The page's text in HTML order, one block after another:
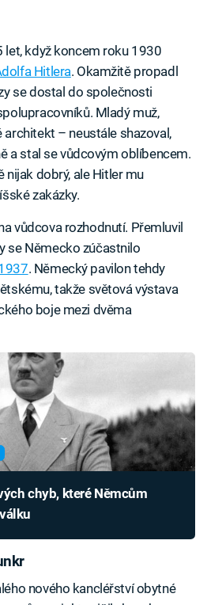
let, když koncem roku 1930
Hitlera. Okamžitě propadl
se dostal do společnosti
Mladý muž,
– neustále shazoval,
a stal se vůdcovým oblíbencem.
dobrý, ale Hitler mu
zakázky.
vůdcova rozhodnutí. Přemluvil
se Německo zúčastnilo
. Německý pavilon tehdy
takže světová výstava
boje mezi dvěma
chyb, které Němcům
nového kancléřství obytné